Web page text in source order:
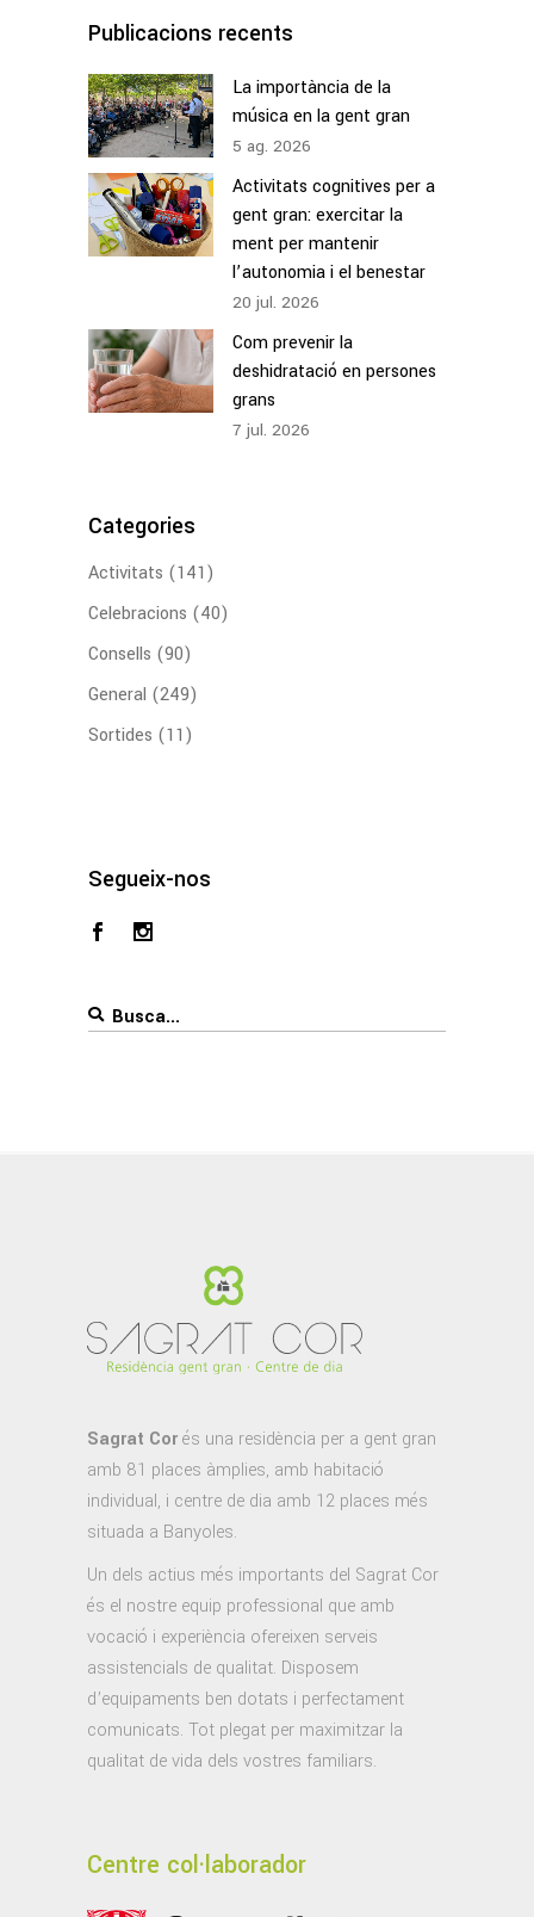
Publicacions recents
La importància de la
música en la gent gran
5 ag. 2026
Activitats cognitives per a
gent gran: exercitar la
ment per mantenir
l’autonomia i el benestar
20 jul. 2026
Com prevenir la
deshidratació en persones
grans
7 jul. 2026
Categories
Activitats (141)
Celebracions (40)
Consells (90)
General (249)
Sortides (11)
Segueix-nos
Search
Sagrat Corés una residència per a gent gran
amb 81 places àmplies, amb habitació
individual, i centre de dia amb 12 places més
situada a Banyoles.
Un dels actius més importants del Sagrat Cor
és el nostre equip professional que amb
vocació i experiència ofereixen serveis
assistencials de qualitat. Disposem
d’equipaments ben dotats i perfectament
comunicats. Tot plegat per maximitzar la
qualitat de vida dels vostres familiars.
Centre col·laborador